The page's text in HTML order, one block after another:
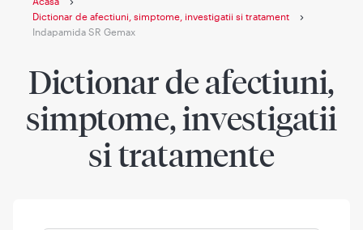
Dictionar de afectiuni, simptome, investigatii si tratament
Indapamida SR Gemax
Dictionar de afectiuni,
simptome, investigatii
si tratamente